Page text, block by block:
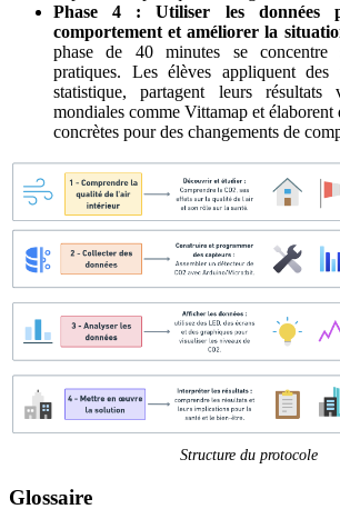
Phase 4 : Utiliser les données
comportement et améliorer la
phase de 40 minutes se concentre
pratiques. Les élèves appliquent des
statistique, partagent leurs résultats
mondiales comme Vittamap et élaborent
concrètes pour des changements de
Structure du protocole
Glossaire